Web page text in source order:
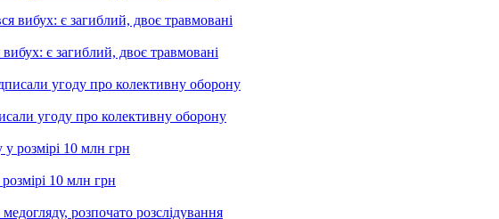
є загиблий, двоє травмовані
угоду про колективну оборону
10 млн грн